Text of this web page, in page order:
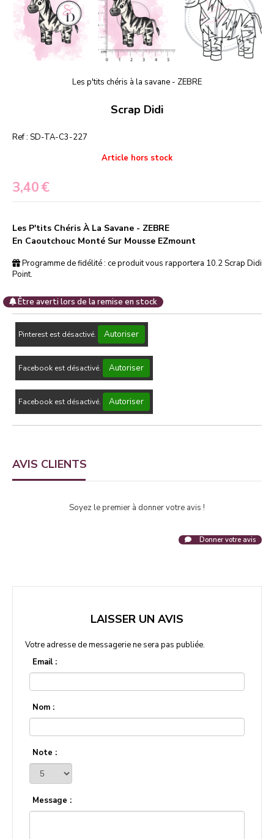
Les p'tits chéris à la savane - ZEBRE
Scrap Didi
Ref : SD-TA-C3-227
3,40€
Article hors stock
Les P'tits Chéris À La Savane - ZEBRE
En Caoutchouc Monté Sur Mousse EZmount
Programme de fidélité : ce produit vous rapportera 10.2Scrap Didi
Point.
Être averti lors de la remise en stock
Pinterest est désactivé. Autoriser
Facebook est désactivé. Autoriser
Facebook est désactivé. Autoriser
AVIS CLIENTS
Soyez le premier à donner votre avis !
Donner votre avis
LAISSER UN AVIS
Votre adresse de messagerie ne sera pas publiée.
Email :
Nom :
Note :
Message :